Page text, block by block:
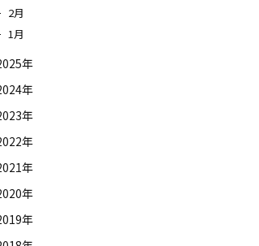
2月
1月
年
年
年
年
年
年
年